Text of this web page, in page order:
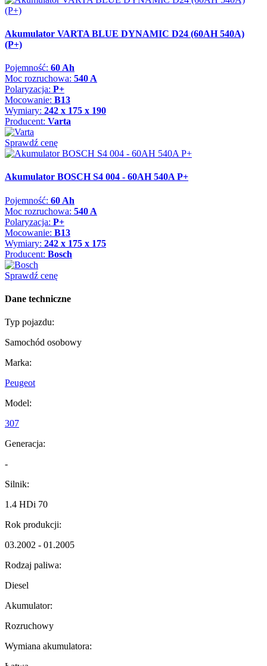
Akumulator VARTA BLUE DYNAMIC D24 (60AH 540A)
(P+)
Pojemność: 60 Ah
Moc rozruchowa: 540 A
Polaryzacja: P+
Mocowanie: B13
Wymiary: 242 x 175 x 190
Producent: Varta
Sprawdź cenę
Akumulator BOSCH S4 004 - 60AH 540A P+
Pojemność: 60 Ah
Moc rozruchowa: 540 A
Polaryzacja: P+
Mocowanie: B13
Wymiary: 242 x 175 x 175
Producent: Bosch
Sprawdź cenę
Dane techniczne
Typ pojazdu:
Samochód osobowy
Marka:
Peugeot
Model:
307
Generacja:
-
Silnik:
1.4 HDi 70
Rok produkcji:
03.2002 - 01.2005
Rodzaj paliwa:
Diesel
Akumulator:
Rozruchowy
Wymiana akumulatora: